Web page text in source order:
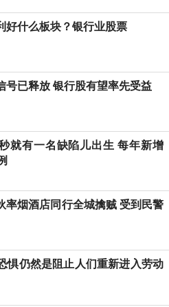
好什么板块？银行业股票
号已释放 银行股有望率先受益
就有一名缺陷儿出生 每年新增
率烟酒店同行全城擒贼 受到民警
惧仍然是阻止人们重新进入劳动